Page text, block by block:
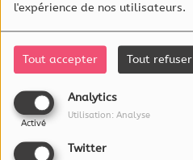
l'expérience de nos utilisateurs.
Tout accepter Tout refuser
Analytics
Activé
Utilisation: Analyse
Twitter
À PROPOS
L'essentiel Radio est éditée par :
115a, rue Emile Mark